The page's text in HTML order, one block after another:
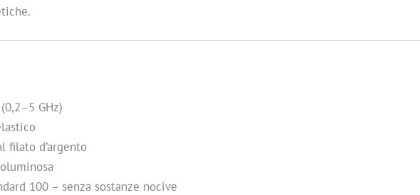
GHz)
filato d’argento
100 – senza sostanze nocive